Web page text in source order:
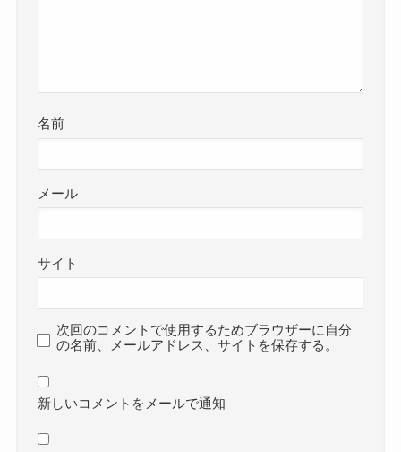
名前
メール
サイト
次回のコメントで使用するためブラウザーに自分
の名前、メールアドレス、サイトを保存する。
新しいコメントをメールで通知